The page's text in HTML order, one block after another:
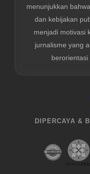
menunjukkan
dan kebijakan
menjadi motivasi
jurnalisme yang
berorientasi
DIPERCAYA &